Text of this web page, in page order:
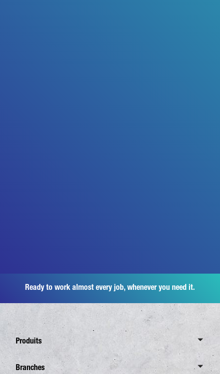
Ready to work almost every job, whenever you need it.
Produits
Aperçu Canter
Branches